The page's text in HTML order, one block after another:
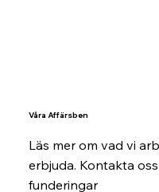
Våra Affärsben
Läs mer om vad vi
erbjuda. Kontakta
funderingar